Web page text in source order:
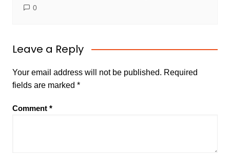
0
Leave a Reply
Your email address will not be published. Required
fields are marked *
Comment *